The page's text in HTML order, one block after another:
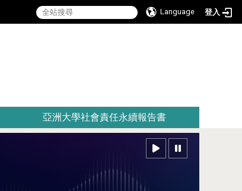
Language 登入
亞洲大學社會責任永續報告書